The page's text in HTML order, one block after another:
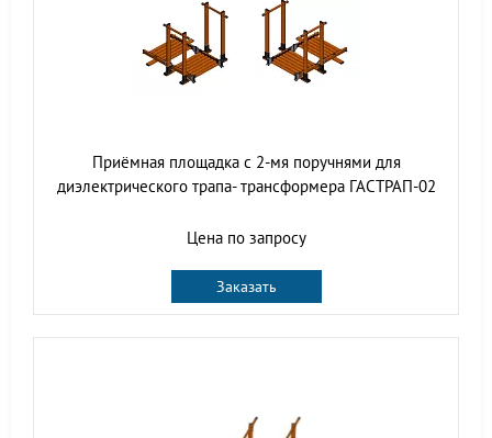
Приёмная площадка с 2-мя поручнями для
диэлектрического трапа- трансформера ГАСТРАП-02
Цена по запросу
Заказать